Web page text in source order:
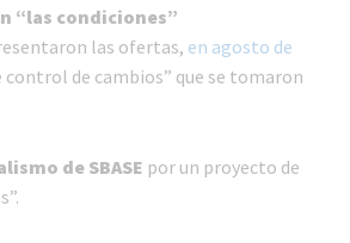
“las condiciones”
las ofertas, en agosto de
de cambios” que se tomaron
de SBASE por un proyecto de